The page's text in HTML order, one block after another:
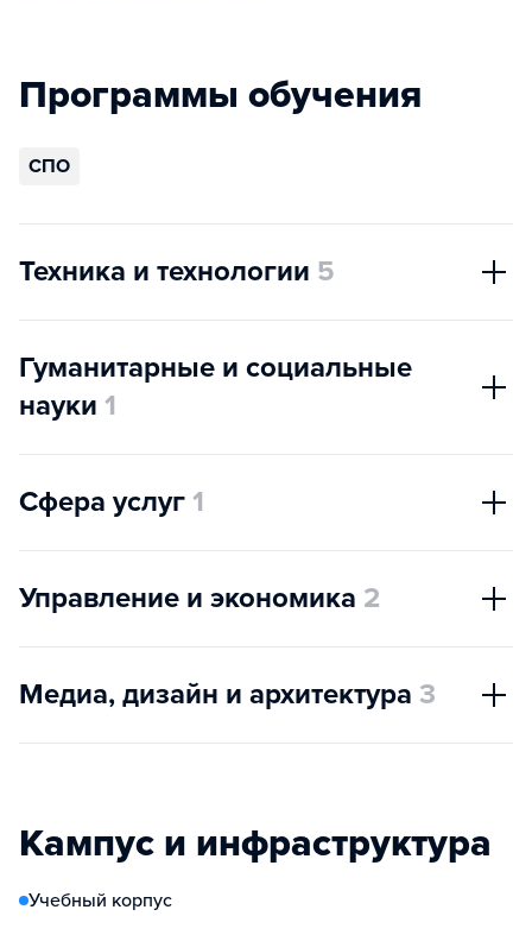
Программы обучения
СПО
Техника и технологии 5
Гуманитарные и социальные
науки 1
Сфера услуг 1
Управление и экономика 2
Медиа, дизайн и архитектура 3
Кампус и инфраструктура
Учебный корпус